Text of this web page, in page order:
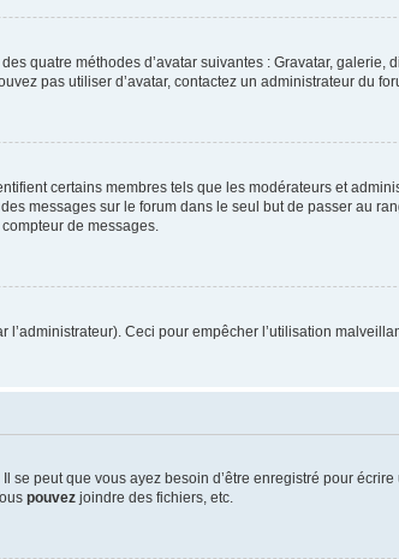
quatre méthodes d’avatar suivantes : Gravatar, galerie,
pas utiliser d’avatar, contactez un administrateur du
certains membres tels que les modérateurs et
messages sur le forum dans le seul but de passer au
de messages.
Ceci pour empêcher l’utilisation
peut que vous ayez besoin d’être enregistré pour
pouvez joindre des fichiers, etc.